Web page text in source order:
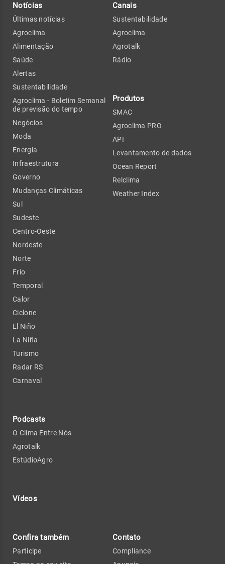
Notícias
Últimas notícias
Agroclima
Alimentação
Saúde
Alertas
Sustentabilidade
Agroclima - Boletim Semanal
de previsão do tempo
Negócios
Moda
Energia
Infraestrutura
Governo
Mudanças Climáticas
Sul
Sudeste
Centro-Oeste
Nordeste
Norte
Frio
Temporal
Calor
Ciclone
El Niño
La Niña
Turismo
Radar RS
Carnaval
Podcasts
O Clima Entre Nós
Agrotalk
EstúdioAgro
Vídeos
Canais
Sustentabilidade
Agroclima
Agrotalk
Rádio
Produtos
SMAC
Agroclima PRO
API
Levantamento de dados
Ocean Report
Relclima
Weather Index
Confira também
Participe
Contato
Compliance